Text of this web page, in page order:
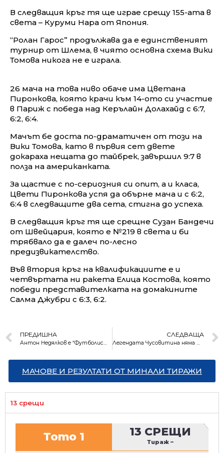
В следващия кръг тя ще играе срещу 155-ата в
света – Куруми Нара от Япония.
“Ролан Гарос” продължава да е единственият
турнир от Шлема, в чиято основна схема Вики
Томова никога не е играла.
26 мача на това ниво обаче има Цветана
Пиронкова, която крачи към 14-ото си участие
в Париж с победа над Керълайн Долахайд с 6:7,
6:2, 6:4.
Мачът бе доста по-драматичен от този на
Вики Томова, като в първия сет двете
докараха нещата до тайбрек, завършил 9:7 в
полза на американката.
За щастие с по-сериозния си опит, а и класа,
Цвети Пиронкова успя да обърне мача и с 6:2,
6:4 в следващите два сета, стигна до успеха.
В следващия кръг тя ще срещне Сузан Бандечи
от Швейцария, която е №219 в света и би
трябвало да е далеч по-лесно
предизвикателство.
Във втория кръг на квалификациите е и
четвъртата ни ракета Елица Костова, която
победи представителката на домакините
Салма Джубри с 6:3, 6:2.
ПРЕДИШНА
Антон Недялков е “Футболист на футболистите”
СЛЕДВАЩА
Легендата Чусовитина няма търпение да покаже уменията си във Варна
МАЧОВЕ И РЕЗУЛТАТИ ОТ МИНАЛИ ТИРАЖИ
13 срещи
Тото 1 13 СРЕЩИ
Тираж –